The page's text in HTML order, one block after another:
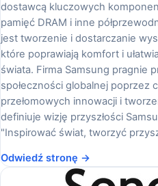
dostawcą kluczowych
pamięć DRAM i inne
jest tworzenie i dostarczanie
które poprawiają komfort i
świata. Firma Samsung pragnie
społeczności globalnej poprzez
przełomowych innowacji i
definiuje wizję przyszłości
"Inspirować świat, tworzyć
Odwiedź stronę →